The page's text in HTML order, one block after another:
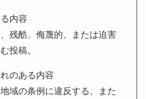
内容
残酷、侮蔑的、または迫害
投稿。
のある内容
域の条例に違反する、また